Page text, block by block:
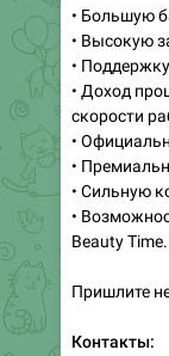
• Большую
• Высокую
•
• Доход
скорости
•
•
• Сильную
•
Beauty Time.
Пришлите
Контакты: